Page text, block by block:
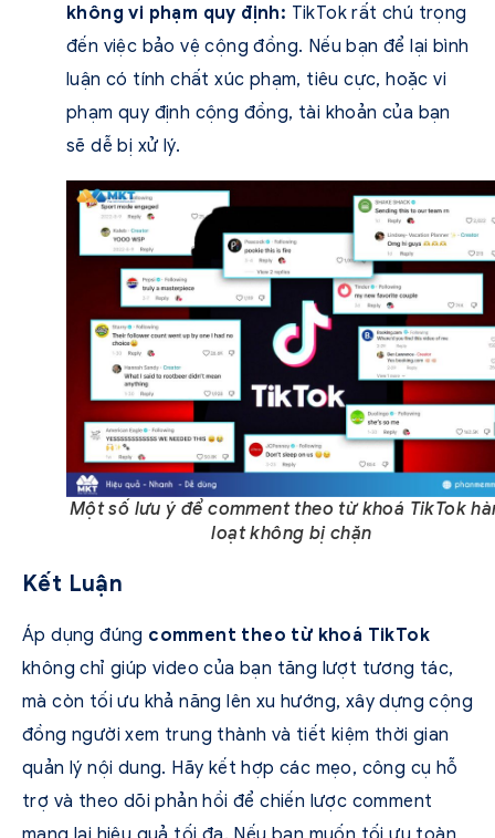
không vi phạm quy định: TikTok rất chú trọng
đến việc bảo vệ cộng đồng. Nếu bạn để lại bình
luận có tính chất xúc phạm, tiêu cực, hoặc vi
phạm quy định cộng đồng, tài khoản của bạn
sẽ dễ bị xử lý.
Một số lưu ý để comment theo từ khoá TikTok
loạt không bị chặn
Kết Luận
Áp dụng đúng comment theo từ khoá TikTok
không chỉ giúp video của bạn tăng lượt tương tác,
mà còn tối ưu khả năng lên xu hướng, xây dựng cộng
đồng người xem trung thành và tiết kiệm thời gian
quản lý nội dung. Hãy kết hợp các mẹo, công cụ hỗ
trợ và theo dõi phản hồi để chiến lược comment